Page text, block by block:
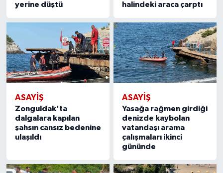
yerine düştü
halindeki araca çarptı
ASAYIŞ
Zonguldak'ta
dalgalara kapılan
şahsın cansız bedenine
ulaşıldı
ASAYIŞ
Yasağa rağmen girdiği
denizde kaybolan
vatandaşı arama
çalışmaları ikinci
gününde